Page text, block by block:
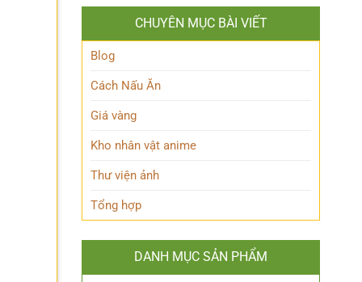
Lớp
Học
Vật
Nham
Bí
Ayase:
Ai
CHUYÊN MỤC BÀI VIẾT
Blog
Cách Nấu Ăn
Giá vàng
Kho nhân vật anime
Thư viện ảnh
Tổng hợp
DANH MỤC SẢN PHẨM